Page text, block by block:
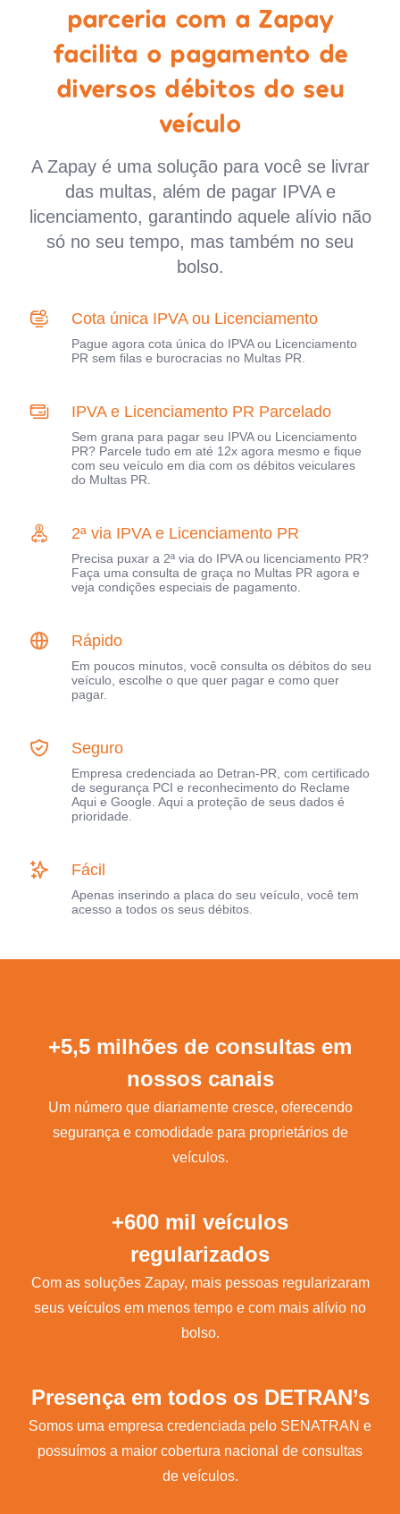
parceria com a Zapay
facilita o pagamento de
diversos débitos do seu
veículo
A Zapay é uma solução para você se livrar
das multas, além de pagar IPVA e
licenciamento, garantindo aquele alívio não
só no seu tempo, mas também no seu
bolso.
Cota única IPVA ou Licenciamento
Pague agora cota única do IPVA ou Licenciamento
PR sem filas e burocracias no Multas PR.
IPVA e Licenciamento PR Parcelado
Sem grana para pagar seu IPVA ou Licenciamento
PR? Parcele tudo em até 12x agora mesmo e fique
com seu veículo em dia com os débitos veiculares
do Multas PR.
2ª via IPVA e Licenciamento PR
Precisa puxar a 2ª via do IPVA ou licenciamento PR?
Faça uma consulta de graça no Multas PR agora e
veja condições especiais de pagamento.
Rápido
Em poucos minutos, você consulta os débitos do seu
veículo, escolhe o que quer pagar e como quer
pagar.
Seguro
Empresa credenciada ao Detran-PR, com certificado
de segurança PCI e reconhecimento do Reclame
Aqui e Google. Aqui a proteção de seus dados é
prioridade.
Fácil
Apenas inserindo a placa do seu veículo, você tem
acesso a todos os seus débitos.
+5,5 milhões de consultas em
nossos canais
Um número que diariamente cresce, oferecendo
segurança e comodidade para proprietários de
veículos.
+600 mil veículos
regularizados
Com as soluções Zapay, mais pessoas regularizaram
seus veículos em menos tempo e com mais alívio no
bolso.
Presença em todos os DETRAN’s
Somos uma empresa credenciada pelo SENATRAN e
possuímos a maior cobertura nacional de consultas
de veículos.